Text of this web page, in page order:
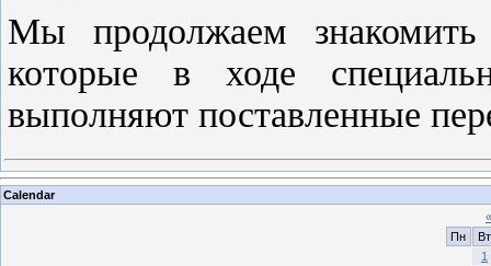
Мы продолжаем
которые в ходе
выполняют поставленные
Calendar
«
Пн
Вт
1